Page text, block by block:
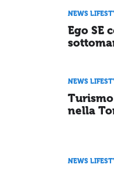
NEWS
Ego SE
NEWS
nella
NEWS